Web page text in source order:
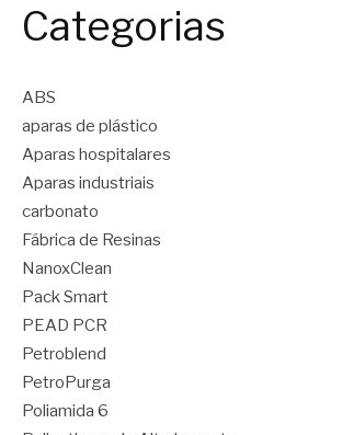
Categorias
ABS
aparas de plástico
Aparas hospitalares
Aparas industriais
carbonato
Fábrica de Resinas
NanoxClean
Pack Smart
PEAD PCR
Petroblend
PetroPurga
Poliamida 6